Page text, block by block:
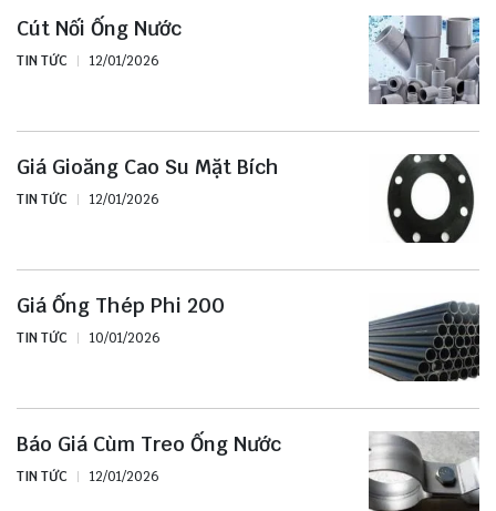
Cút Nối Ống Nước
TIN TỨC 12/01/2026
Giá Gioăng Cao Su Mặt Bích
TIN TỨC 12/01/2026
Giá Ống Thép Phi 200
TIN TỨC 10/01/2026
Báo Giá Cùm Treo Ống Nước
TIN TỨC 12/01/2026